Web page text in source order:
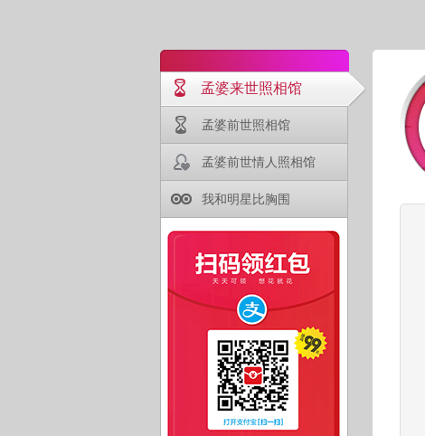
孟婆来世照相馆
孟婆前世照相馆
孟婆前世情人照相馆
我和明星比胸围